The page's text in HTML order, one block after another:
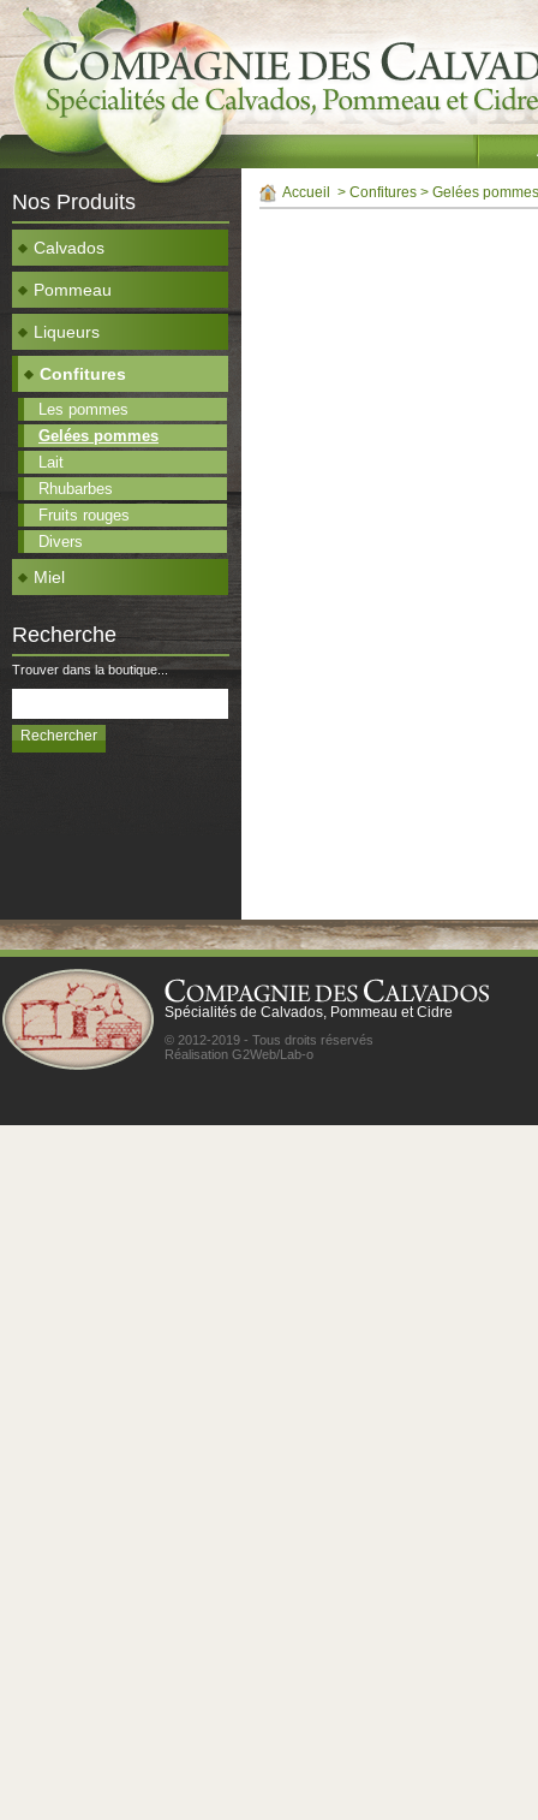
Nos Produits
Calvados
Pommeau
Liqueurs
Confitures
Les pommes
Gelées pommes
Lait
Rhubarbes
Fruits rouges
Divers
Miel
Recherche
Trouver dans la boutique...
Accueil > Confitures > Gelées pommes
Spécialités de Calvados, Pommeau et Cidre
© 2012-2019 - Tous droits réservés
Réalisation G2Web/Lab-o